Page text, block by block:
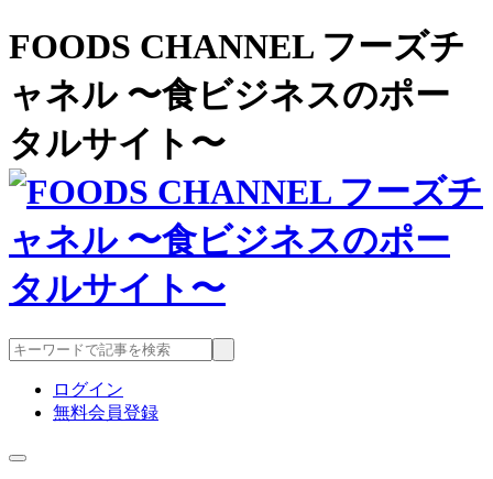
FOODS CHANNEL フーズチ
ャネル 〜食ビジネスのポー
タルサイト〜
ログイン
無料会員登録